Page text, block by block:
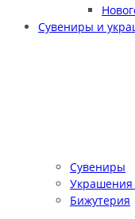
Сувениры и
Сувениры
Украшения
Бижутерия